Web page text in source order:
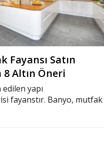
Fayansı Satın
Altın Öneri
yapı
fayanstır. Banyo, mutfak